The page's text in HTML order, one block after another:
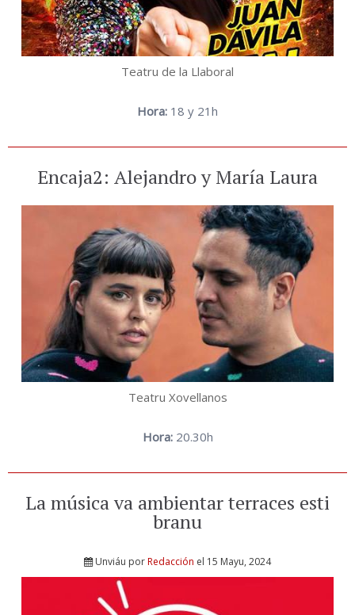
Teatru de la Llaboral
Hora: 18 y 21h
Encaja2: Alejandro y María Laura
Teatru Xovellanos
Hora:20.30h
La música va ambientar terraces esti
branu
Unviáu porRedacción el 15 Mayu, 2024